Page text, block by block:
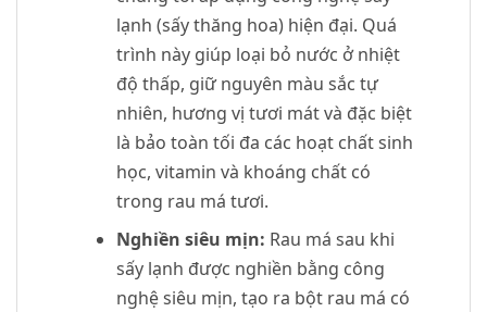
lạnh (sấy thăng hoa) hiện đại. Quá
trình này giúp loại bỏ nước ở nhiệt
độ thấp, giữ nguyên màu sắc tự
nhiên, hương vị tươi mát và đặc biệt
là bảo toàn tối đa các hoạt chất sinh
học, vitamin và khoáng chất có
trong rau má tươi.
Nghiền siêu mịn: Rau má sau khi
sấy lạnh được nghiền bằng công
nghệ siêu mịn, tạo ra bột rau má có